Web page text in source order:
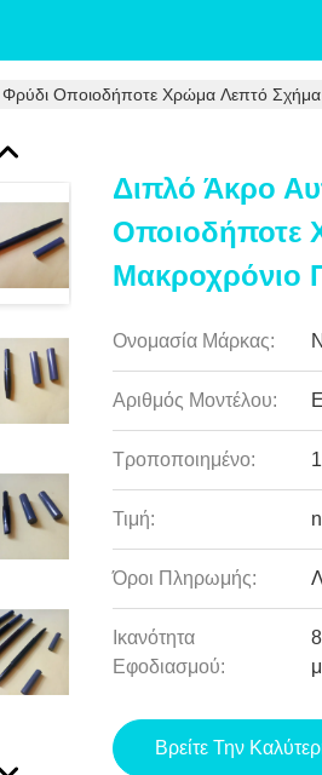
Οποιοδήποτε Χρώμα Λεπτό
Διπλό Άκρο
Οποιοδήποτε
Μακροχρόνιο
Ονομασία Μάρκας:
Αριθμός Μοντέλου:
Τροποποιημένο:
Τιμή:
Όροι Πληρωμής:
Ικανότητα
Εφοδιασμού:
Βρείτε Την